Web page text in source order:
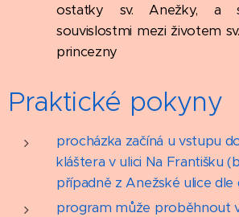
ostatky sv. Anežky, a
souvislostmi mezi životem
princezny
Praktické pokyny
procházka začíná u vstupu
kláštera v ulici Na Františku
případně z Anežské ulice
program může proběhnout